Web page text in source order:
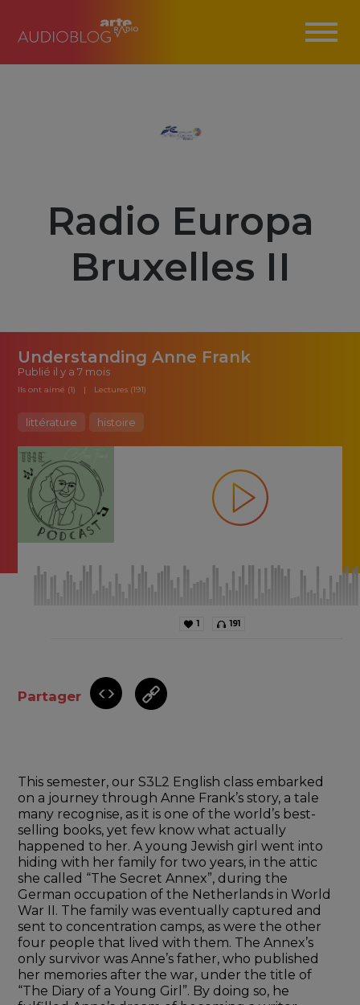
Radio Europa
Bruxelles II
Understanding Anne Frank
Publié il y a 7 mois
Ils ont aimé (1) Lectures (191)
littérature histoire
1 191
Partager
This semester, our S3L2 English class embarked
on a journey through Anne Frank’s story, a tale
many recognise, as it is one of the world’s best-
selling books, yet few know what actually
happened to her. A young Jewish girl went into
hiding with her family for two years, in the attic
she called “The Secret Annex”, during the
German occupation of the Netherlands in World
War II. The family was eventually captured and
sent to concentration camps, as were the other
four people that lived with them. The Annex’s
only survivor was Anne’s father, who published
her memories after the war, under the title of
“The Diary of a Young Girl”. By doing so, he